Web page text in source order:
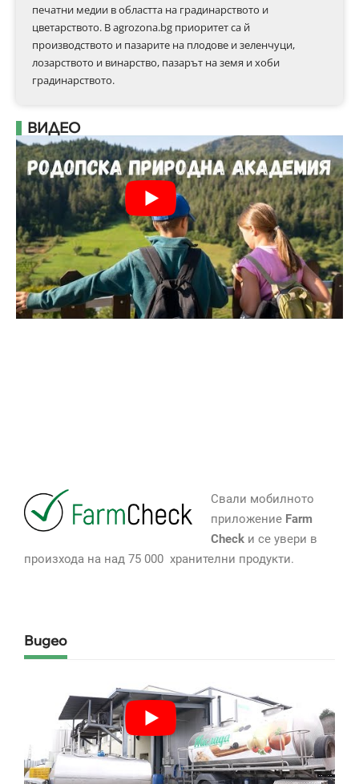
печатни медии в областта на градинарството и
цветарството. В agrozona.bg приоритет са й
производството и пазарите на плодове и зеленчуци,
лозарството и винарство, пазарът на земя и хоби
градинарството.
ВИДЕО
Свали мобилното
приложение Farm
Checkи се увери в
произхода на над 75 000 хранителни продукти.
Видео